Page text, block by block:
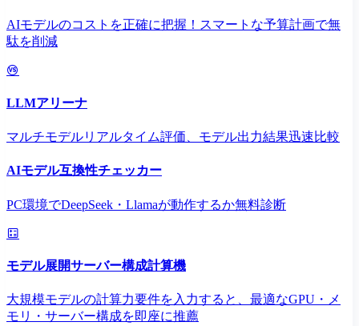
AIモデルのコストを正確に把握！スマートな予算計画で無
駄を削減
LLMアリーナ
マルチモデルリアルタイム評価、モデル出力結果迅速比較
AIモデル互換性チェッカー
PC環境でDeepSeek・Llamaが動作するか無料診断
モデル展開サーバー構成計算機
大規模モデルの計算力要件を入力すると、最適なGPU・メ
モリ・サーバー構成を即座に推薦